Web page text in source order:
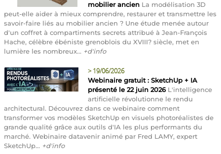
mobilier ancien La modélisation 3D
peut-elle aider à mieux comprendre, restaurer et transmettre les
savoir-faire liés au mobilier ancien ? Une étude menée autour
d'un coffret à compartiments secrets attribué à Jean-François
Hache, célèbre ébéniste grenoblois du XVIII? siècle, met en
lumière les nombreux... +d'info
> 19/06/2026
Webinaire gratuit : SketchUp + IA
présenté le 22 juin 2026L'intelligence
artificielle révolutionne le rendu
architectural. Découvrez dans ce webinaire comment
transformer vos modèles SketchUp en visuels photoréalistes de
grande qualité grâce aux outils d'IA les plus performants du
marché. Webinaire datavenir animé par Fred LAMY, expert
SketchUp... +d'info